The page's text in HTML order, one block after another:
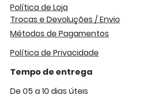
Política de Loja
Trocas e Devoluções / Envio
Métodos de Pagamentos
Política de Privacidade
Tempo de entrega
De 05 a 10 dias úteis